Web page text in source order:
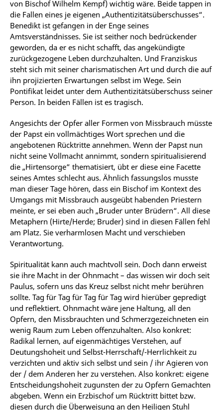
von Bischof Wilhelm Kempf) wichtig wäre. Beide tappen in
die Fallen eines je eigenen „Authentizitätsüberschusses“.
Benedikt ist gefangen in der Enge seines
Amtsverständnisses. Sie ist seither noch bedrückender
geworden, da er es nicht schafft, das angekündigte
zurückgezogene Leben durchzuhalten. Und Franziskus
steht sich mit seiner charismatischen Art und durch die auf
ihn projizierten Erwartungen selbst im Wege. Sein
Pontifikat leidet unter dem Authentizitätsüberschuss seiner
Person. In beiden Fällen ist es tragisch.
Angesichts der Opfer aller Formen von Missbrauch müsste
der Papst ein vollmächtiges Wort sprechen und die
angebotenen Rücktritte annehmen. Wenn der Papst nun
nicht seine Vollmacht annimmt, sondern spiritualisierend
die „Hirtensorge“ thematisiert, übt er diese eine Facette
seines Amtes schlecht aus. Ähnlich fassungslos musste
man dieser Tage hören, dass ein Bischof im Kontext des
Umgangs mit Missbrauch ausgeübt habenden Priestern
meinte, er sei eben auch „Bruder unter Brüdern“. All diese
Metaphern (Hirte/Herde; Bruder) sind in diesen Fällen fehl
am Platz. Sie verharmlosen Macht und verschieben
Verantwortung.
Spiritualität kann auch machtvoll sein. Doch dann erweist
sie ihre Macht in der Ohnmacht – das wissen wir doch seit
Paulus, sofern uns das Kreuz selbst nicht mehr berühren
sollte. Tag für Tag für Tag für Tag wird hierüber gepredigt
und reflektiert. Ohnmacht wäre jene Haltung, all den
Opfern, den Missbrauchten und Schmerzgezeichneten ein
wenig Raum zum Leben offenzuhalten. Also konkret:
Radikal lernen, auf eigenmächtiges Verstehen, auf
Deutungshoheit und Selbst-Herrschaft/-Herrlichkeit zu
verzichten und aktiv sich selbst und sein / ihr Agieren von
der / dem Anderen her zu verstehen. Also konkret: eigene
Entscheidungshoheit zugunsten der zu Opfern Gemachten
abgeben. Wenn ein Erzbischof um Rücktritt bittet bzw.
diesen durch die Überweisung an den Heiligen Stuhl